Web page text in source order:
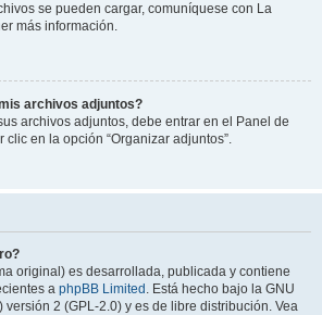
se pueden cargar, comuníquese con La
más información.
archivos adjuntos?
archivos adjuntos, debe entrar en el Panel de
en la opción “Organizar adjuntos”.
original) es desarrollada, publicada y contiene
a phpBB Limited . Está hecho bajo la GNU
2 (GPL-2.0) y es de libre distribución. Vea